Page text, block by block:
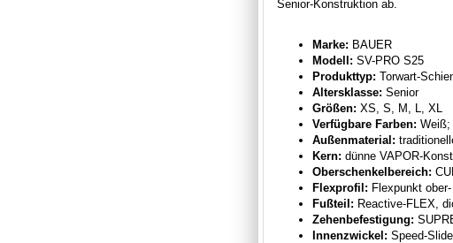
Senior-Konstruktion ab.
Marke: BAUER
Modell: SV-PRO S25
Produkttyp: Torwart-
Altersklasse: Senior
Größen: XS, S, M, L, XL
Verfügbare Farben: Weiß;
Außenmaterial:
Kern: dünne VAPOR-
Oberschenkelbereich:
Flexprofil: Flexpunkt
Fußteil: Reactive-FLEX,
Zehenbefestigung:
Innenzwickel: Speed-